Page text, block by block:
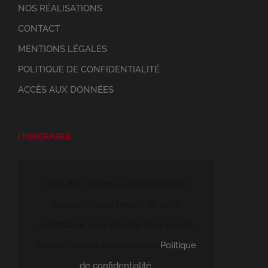
NOS RÉALISATIONS
CONTACT
MENTIONS LÉGALES
POLITIQUE DE CONFIDENTIALITÉ
ACCÈS AUX DONNÉES
ITINERAIRE
Politique
de confidentialité.